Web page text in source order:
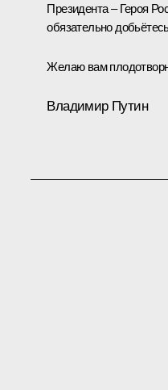
Президента – Героя
обязательно
Желаю вам
Владимир Путин